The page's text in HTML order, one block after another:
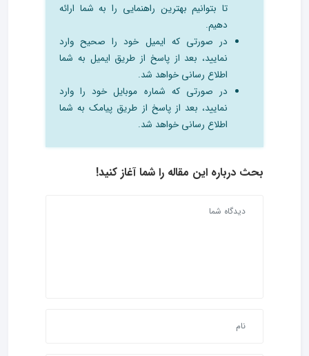
تا بتوانیم بهترین راهنمایی را به شما ارائه
دهیم.
در صورتی که ایمیل خود را صحیح وارد
نمایید، بعد از پاسخ از طریق ایمیل به شما
اطلاع رسانی خواهد شد.
در صورتی که شماره موبایل خود را وارد
نمایید، بعد از پاسخ از طریق پیامک به شما
اطلاع رسانی خواهد شد.
بحث درباره این مقاله را شما آغاز کنید!